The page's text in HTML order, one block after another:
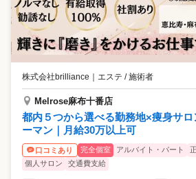
株式会社brilliance エステ / 施術者
Melrose麻布十番店
都内５つから選べる勤務地×痩身サ
ーマン｜月給30万以上可
口コミあり 完全個室 アルバイト・パート
個人サロン
交通費支給